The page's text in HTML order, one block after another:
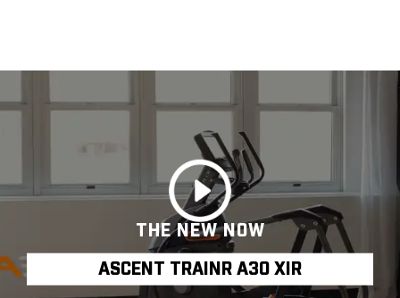
THE NEW NOW
ASCENT TRAINR A30 XIR